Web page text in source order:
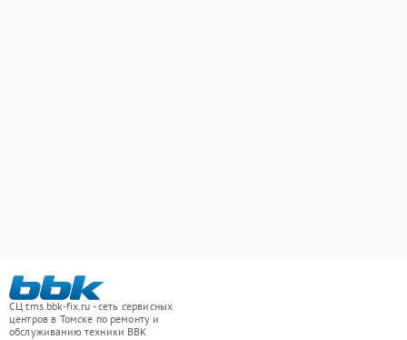
СЦ tms.bbk-fix.ru - сеть сервисных
центров в Томске по ремонту и
обслуживанию техники BBK